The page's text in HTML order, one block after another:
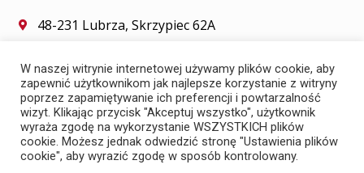
48-231 Lubrza, Skrzypiec 62A
+48 889 618 357
zszczepaniakbiuro@gmail.com
W naszej witrynie internetowej używamy plików cookie, aby
zapewnić użytkownikom jak najlepsze korzystanie z witryny
poprzez zapamiętywanie ich preferencji i powtarzalność
wizyt. Klikając przycisk "Akceptuj wszystko", użytkownik
wyraża zgodę na wykorzystanie WSZYSTKICH plików
cookie. Możesz jednak odwiedzić stronę "Ustawienia plików
cookie", aby wyrazić zgodę w sposób kontrolowany.